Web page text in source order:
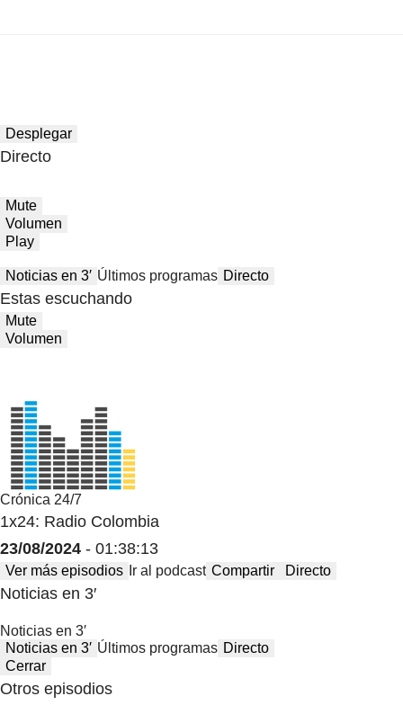
Desplegar
Directo
Mute
Volumen
Play
Noticias en 3′ Últimos programas Directo
Estas escuchando
Mute
Volumen
Crónica 24/7
1x24: Radio Colombia
23/08/2024 - 01:38:13
Ver más episodios Ir al podcast Compartir Directo
Noticias en 3′
Noticias en 3′
Noticias en 3′ Últimos programas Directo
Cerrar
Otros episodios